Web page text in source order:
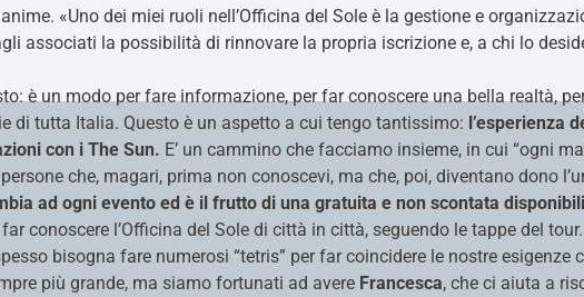
«Uno dei miei ruoli nell’Officina del Sole è la gestione e
associati la possibilità di rinnovare la propria iscrizione e, a chi lo
è un modo per fare informazione, per far conoscere una bella realtà,
di tutta Italia. Questo è un aspetto a cui tengo tantissimo: l’esperienza
con i The Sun. E’ un cammino che facciamo insieme, in cui “ogni
che, magari, prima non conoscevi, ma che, poi, diventano dono
ad ogni evento ed è il frutto di una gratuita e non scontata
conoscere l’Officina del Sole di città in città, seguendo le tappe del tour.
bisogna fare numerosi “tetris” per far coincidere le nostre
più grande, ma siamo fortunati ad avere Francesca, che ci aiuta a